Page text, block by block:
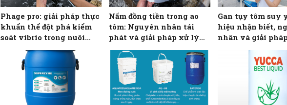
Phage pro: giải pháp thực
khuẩn thể đột phá kiểm
soát vibrio trong nuôi
Nấm đồng tiền trong ao
tôm: Nguyên nhân tái
phát và giải pháp xử lý
sinh học bằng G24
Gan tụy tôm suy
hiệu nhận biết,
nhân và giải
từ bio gan